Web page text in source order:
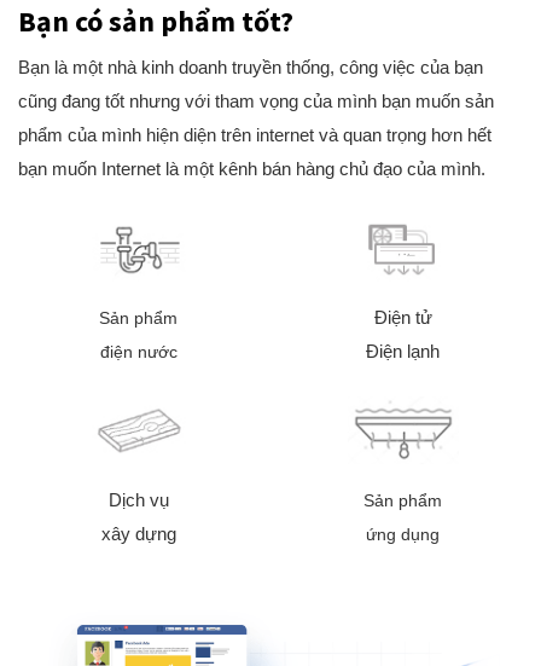
Bạn có sản phẩm tốt?
Bạn là một nhà kinh doanh truyền thống, công việc của bạn
cũng đang tốt nhưng với tham vọng của mình bạn muốn sản
phẩm của mình hiện diện trên internet và quan trọng hơn hết
bạn muốn Internet là một kênh bán hàng chủ đạo của mình.
Sản phẩm
điện nước
Điện tử
Điện lạnh
Dịch vụ
xây dựng
Sản phẩm
ứng dụng